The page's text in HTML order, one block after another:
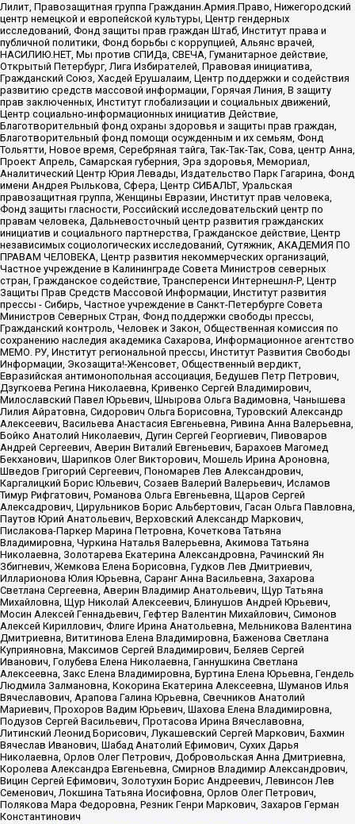
Лилит, Правозащитная группа Гражданин.Армия.Право, Нижегородский
центр немецкой и европейской культуры, Центр гендерных
исследований, Фонд защиты прав граждан Штаб, Институт права и
публичной политики, Фонд борьбы с коррупцией, Альянс врачей,
НАСИЛИЮ.НЕТ, Мы против СПИДа, СВЕЧА, Гуманитарное действие,
Открытый Петербург, Лига Избирателей, Правовая инициатива,
Гражданский Союз, Хасдей Ерушалаим, Центр поддержки и содействия
развитию средств массовой информации, Горячая Линия, В защиту
прав заключенных, Институт глобализации и социальных движений,
Центр социально-информационных инициатив Действие,
Благотворительный фонд охраны здоровья и защиты прав граждан,
Благотворительный фонд помощи осужденным и их семьям, Фонд
Тольятти, Новое время, Серебряная тайга, Так-Так-Так, Сова, центр Анна,
Проект Апрель, Самарская губерния, Эра здоровья, Мемориал,
Аналитический Центр Юрия Левады, Издательство Парк Гагарина, Фонд
имени Андрея Рылькова, Сфера, Центр СИБАЛЬТ, Уральская
правозащитная группа, Женщины Евразии, Институт прав человека,
Фонд защиты гласности, Российский исследовательский центр по
правам человека, Дальневосточный центр развития гражданских
инициатив и социального партнерства, Гражданское действие, Центр
независимых социологических исследований, Сутяжник, АКАДЕМИЯ ПО
ПРАВАМ ЧЕЛОВЕКА, Центр развития некоммерческих организаций,
Частное учреждение в Калининграде Совета Министров северных
стран, Гражданское содействие, Трансперенси Интернешнл-Р, Центр
Защиты Прав Средств Массовой Информации, Институт развития
прессы - Сибирь, Частное учреждение в Санкт-Петербурге Совета
Министров Северных Стран, Фонд поддержки свободы прессы,
Гражданский контроль, Человек и Закон, Общественная комиссия по
сохранению наследия академика Сахарова, Информационное агентство
МЕМО. РУ, Институт региональной прессы, Институт Развития Свободы
Информации, Экозащита!-Женсовет, Общественный вердикт,
Евразийская антимонопольная ассоциация, Бедушев Петр Петрович,
Дзугкоева Регина Николаевна, Кривенко Сергей Владимирович,
Милославский Павел Юрьевич, Шнырова Ольга Вадимовна, Чанышева
Лилия Айратовна, Сидорович Ольга Борисовна, Туровский Александр
Алексеевич, Васильева Анастасия Евгеньевна, Ривина Анна Валерьевна,
Бойко Анатолий Николаевич, Дугин Сергей Георгиевич, Пивоваров
Андрей Сергеевич, Аверин Виталий Евгеньевич, Барахоев Магомед
Бекханович, Шарипков Олег Викторович, Мошель Ирина Ароновна,
Шведов Григорий Сергеевич, Пономарев Лев Александрович,
Каргалицкий Борис Юльевич, Созаев Валерий Валерьевич, Исламов
Тимур Рифгатович, Романова Ольга Евгеньевна, Щаров Сергей
Алексадрович, Цирульников Борис Альбертович, Гасан Ольга Павловна,
Паутов Юрий Анатольевич, Верховский Александр Маркович,
Пислакова-Паркер Марина Петровна, Кочеткова Татьяна
Владимировна, Чуркина Наталья Валерьевна, Акимова Татьяна
Николаевна, Золотарева Екатерина Александровна, Рачинский Ян
Збигневич, Жемкова Елена Борисовна, Гудков Лев Дмитриевич,
Илларионова Юлия Юрьевна, Саранг Анна Васильевна, Захарова
Светлана Сергеевна, Аверин Владимир Анатольевич, Щур Татьяна
Михайловна, Щур Николай Алексеевич, Блинушов Андрей Юрьевич,
Мосин Алексей Геннадьевич, Гефтер Валентин Михайлович, Симонов
Алексей Кириллович, Флиге Ирина Анатольевна, Мельникова Валентина
Дмитриевна, Вититинова Елена Владимировна, Баженова Светлана
Куприяновна, Максимов Сергей Владимирович, Беляев Сергей
Иванович, Голубева Елена Николаевна, Ганнушкина Светлана
Алексеевна, Закс Елена Владимировна, Буртина Елена Юрьевна, Гендель
Людмила Залмановна, Кокорина Екатерина Алексеевна, Шуманов Илья
Вячеславович, Арапова Галина Юрьевна, Свечников Анатолий
Мариевич, Прохоров Вадим Юрьевич, Шахова Елена Владимировна,
Подузов Сергей Васильевич, Протасова Ирина Вячеславовна,
Литинский Леонид Борисович, Лукашевский Сергей Маркович, Бахмин
Вячеслав Иванович, Шабад Анатолий Ефимович, Сухих Дарья
Николаевна, Орлов Олег Петрович, Добровольская Анна Дмитриевна,
Королева Александра Евгеньевна, Смирнов Владимир Александрович,
Вицин Сергей Ефимович, Золотухин Борис Андреевич, Левинсон Лев
Семенович, Локшина Татьяна Иосифовна, Орлов Олег Петрович,
Полякова Мара Федоровна, Резник Генри Маркович, Захаров Герман
Константинович